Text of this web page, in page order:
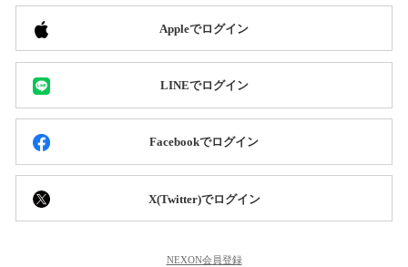
Appleでログイン
LINEでログイン
Facebookでログイン
X(Twitter)でログイン
NEXON会員登録